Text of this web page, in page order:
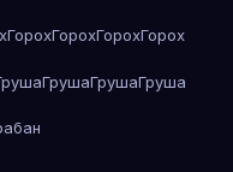
ГорохГорохГорохГорох
ГрушаГрушаГруша